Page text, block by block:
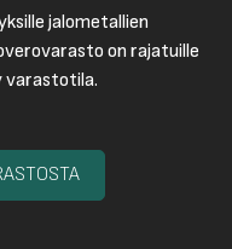
jalometallien
on rajatuille
varastotila.